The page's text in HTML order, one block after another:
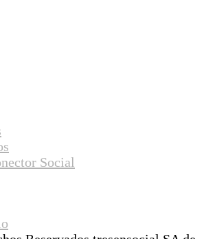
Social